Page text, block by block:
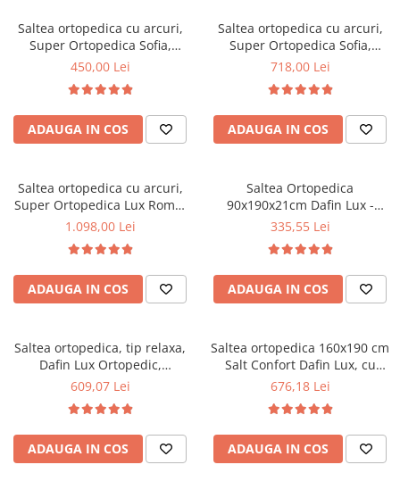
Top saltele 10 cm
Top saltele memory 5 cm
Top saltele MemoHR 6.5 cm
Saltele ieftine
Saltele cu plasa de arcuri
Saltele cu spuma
Mobilier bucatarie
Mese bucatarie
Scaune pentru bucatarie
Mobila bucatarie
Seturi mese si scaune bucatarie
Mobila hol
Suporturi si rafturi pantofi
Portmantouri
Pantofare
Seturi mobilier hol
Stender haine
Etajere
Cuiere
Mobilier gradinita
Scaune gradinita
Set mese si scaune gradinita
Saltea ortopedica cu arcuri,
Super Ortopedica Sofia,
100x200x20cm, fermitate
fata vara-iarna, sistem
aerisire cu butoni, Saltex
450,00 Lei
ADAUGA IN COS
Saltea ortopedica cu arcuri,
Super Ortopedica Sofia,
160x200x20cm, fermitate
fata vara-iarna, sistem
aerisire cu butoni, Saltex
718,00 Lei
ADAUGA IN COS
Saltea ortopedica cu arcuri,
Super Ortopedica Lux Roma,
180x200x23cm, fermitate tare,
vara-iarna, sistem aerisire
perimetral, Saltex
1.098,00 Lei
ADAUGA IN COS
Saltea Ortopedica
90x190x21cm Dafin Lux -
Arcuri Bonell, Fermitate
335,55 Lei
ADAUGA IN COS
Saltea ortopedica, tip relaxa,
Dafin Lux Ortopedic,
140x200x21cm, fermitate
Bonell, fata vara-iarna, sistem
de aerisire cu butoni, Salt
Confort
609,07 Lei
ADAUGA IN COS
Saltea ortopedica 160x190 cm
Salt Confort Dafin Lux, cu
arcuri Bonell, fermitate
676,18 Lei
ADAUGA IN COS